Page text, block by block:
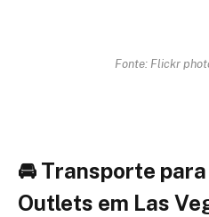
Fonte: Flickr
🚘 Transporte
Outlets em Las